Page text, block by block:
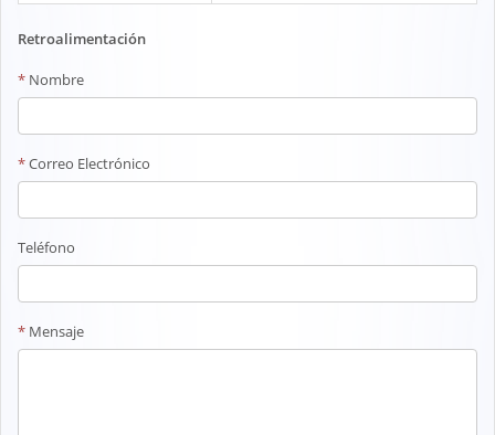
Retroalimentación
* Nombre
*Correo Electrónico
Teléfono
* Mensaje